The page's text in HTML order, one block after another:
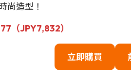
尚造型！
（JPY7,832）
立即購買